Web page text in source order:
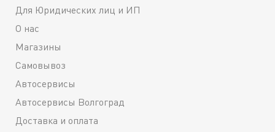
Для Юридических лиц и ИП
О нас
Магазины
Самовывоз
Автосервисы
Автосервисы Волгоград
Доставка и оплата